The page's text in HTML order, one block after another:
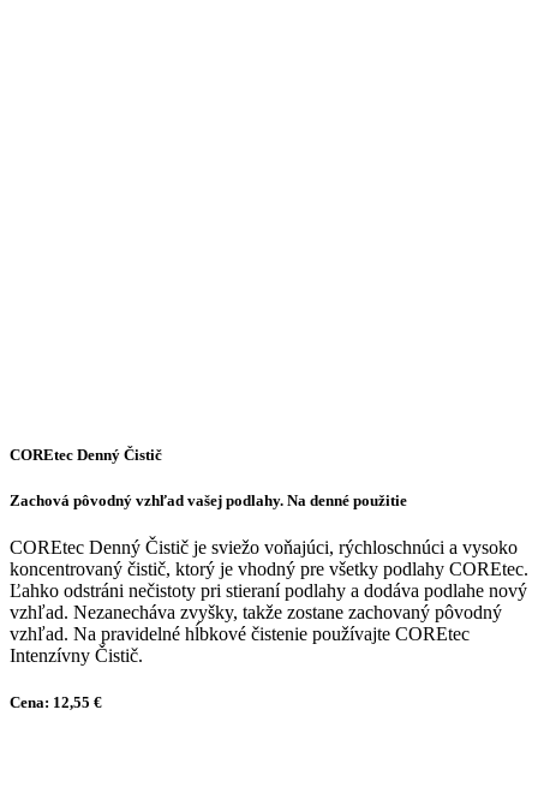
COREtec Denný Čistič
Zachová pôvodný vzhľad vašej podlahy. Na denné použitie
COREtec Denný Čistič je sviežo voňajúci, rýchloschnúci a vysoko
koncentrovaný čistič, ktorý je vhodný pre všetky podlahy COREtec.
Ľahko odstráni nečistoty pri stieraní podlahy a dodáva podlahe nový
vzhľad. Nezanecháva zvyšky, takže zostane zachovaný pôvodný
vzhľad. Na pravidelné hĺbkové čistenie používajte COREtec
Intenzívny Čistič.
Cena: 12,55 €